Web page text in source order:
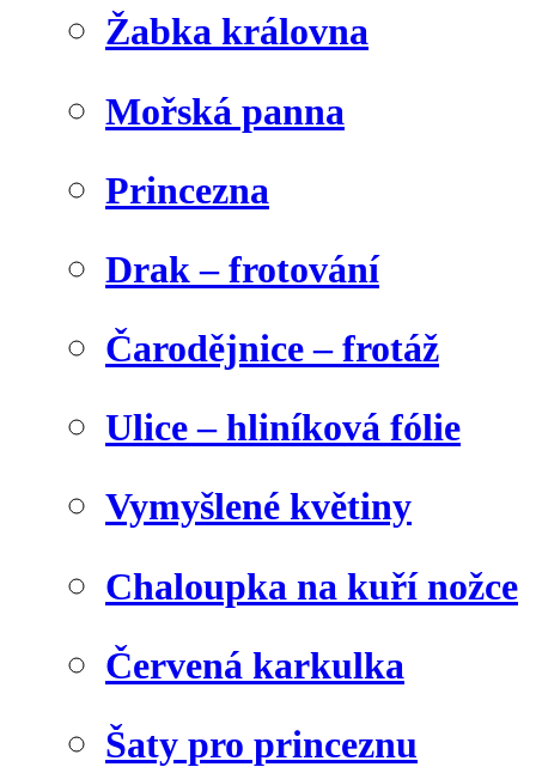
Žabka královna
Mořská panna
Princezna
Drak – frotování
Čarodějnice – frotáž
Ulice – hliníková fólie
Vymyšlené květiny
Chaloupka na kuří nožce
Červená karkulka
Šaty pro princeznu